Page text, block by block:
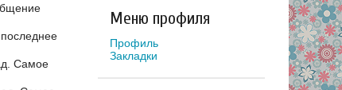
Самое
Меню профиля
Профиль
Закладки